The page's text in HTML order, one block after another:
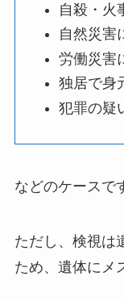
自殺・火
自然災害
労働災害
独居で身
犯罪の疑
などのケースで
ただし、検視は
ため、遺体にメ